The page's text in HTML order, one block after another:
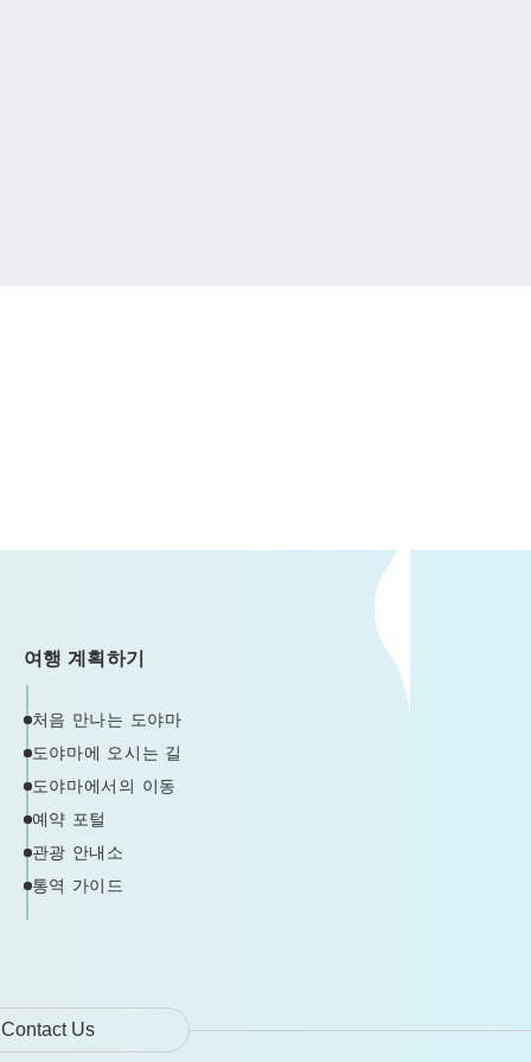
여행 계획하기
처음 만나는 도야마
도야마에 오시는 길
도야마에서의 이동
예약 포털
관광 안내소
통역 가이드
Contact Us